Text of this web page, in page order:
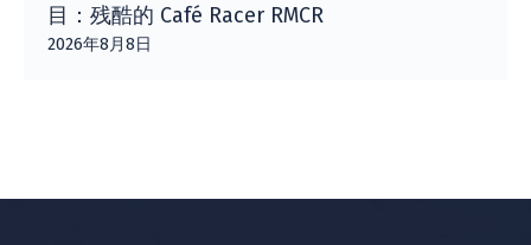
目：残酷的 Café Racer RMCR
2026年8月8日